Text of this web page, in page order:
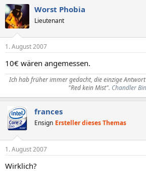
Worst Phobia
Lieutenant
1. August 2007
10€ wären angemessen.
Ich hab früher immer gedacht, die einzige
"Red kein Mist". Chandler
frances
Ensign Ersteller dieses Themas
1. August 2007
Wirklich?